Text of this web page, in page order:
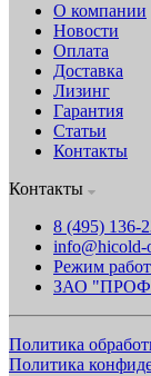
О компании
Новости
Оплата
Доставка
Лизинг
Гарантия
Статьи
Контакты
Контакты
8 (495) 136-
info@hicold-
Режим
ЗАО
Политика
Политика